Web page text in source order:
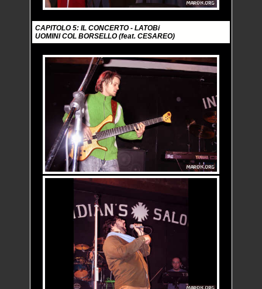
CAPITOLO 5: IL CONCERTO - LATOBi
UOMINI COL BORSELLO (feat. CESAREO)